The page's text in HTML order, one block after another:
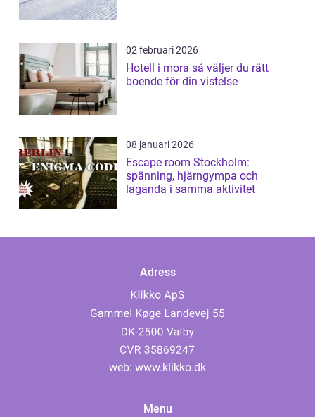
02 februari 2026
Hotell i mora så väljer du rätt
boende för din vistelse
08 januari 2026
Escape room Stockholm:
spänning, hjärngympa och
laganda i samma aktivitet
Adress
web: www.klikko.dk
Menu